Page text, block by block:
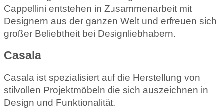
Cappellini entstehen in Zusammenarbeit mit
Designern aus der ganzen Welt und erfreuen sich
großer Beliebtheit bei Designliebhabern.
Casala
Casala ist spezialisiert auf die Herstellung von
stilvollen Projektmöbeln die sich auszeichnen in
Design und Funktionalität.